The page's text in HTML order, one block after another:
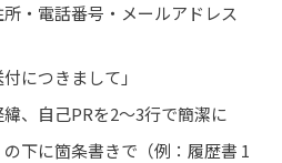
所・電話番号・メールアドレス
につきまして」
緯、自己PRを2〜3行で簡潔に
の下に箇条書きで（例：履歴書 1